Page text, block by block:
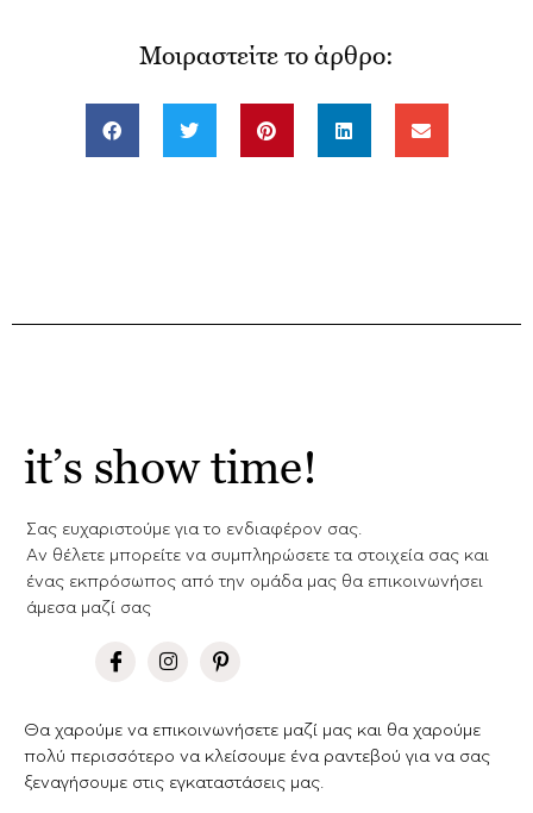
Μοιραστείτε το άρθρο:
it’s show time!
Σας ευχαριστούμε για το ενδιαφέρον σας.
Aν θέλετε μπορείτε να συμπληρώσετε τα στοιχεία σας και
ένας εκπρόσωπος από την ομάδα μας θα επικοινωνήσει
άμεσα μαζί σας
Θα χαρούμε να επικοινωνήσετε μαζί μας και θα χαρούμε
πολύ περισσότερο να κλείσουμε ένα ραντεβού για να σας
ξεναγήσουμε στις εγκαταστάσεις μας.